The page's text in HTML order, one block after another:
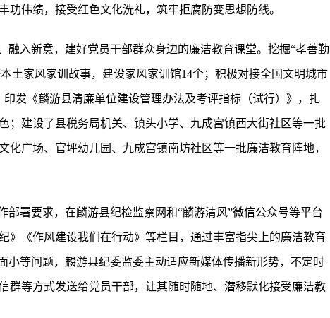
伟绩，接受红色文化洗礼，筑牢拒腐防变思想防线。
入新意，建好党员干部群众身边的廉洁教育课堂。挖掘“孝善勤
土家风家训故事，建设家风家训馆14个；积极对接全国文明城市
发《麟游县清廉单位建设管理办法及考评指标（试行）》，扎
；建设了县税务局机关、镇头小学、九成宫镇西大街社区等一批
广场、官坪幼儿园、九成宫镇南坊社区等一批廉洁教育阵地，
署要求，在麟游县纪检监察网和“麟游清风”微信公众号等平台
《作风建设我们在行动》等栏目，通过丰富指尖上的廉洁教育
小等问题，麟游县纪委监委主动适应新媒体传播新形势，不定时
群等方式发送给党员干部，让其随时随地、潜移默化接受廉洁教